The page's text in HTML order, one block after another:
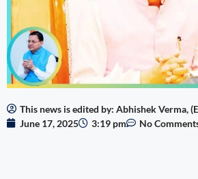
This news is edited by: Abhishek Verma,
June 17, 2025
3:19 pm No